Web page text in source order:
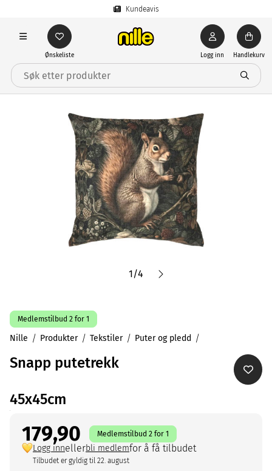
Kundeavis
Ønskeliste Logg inn Handlekurv
1/4
Medlemstilbud 2 for 1
Nille Produkter Tekstiler Puter og pledd
Snapp putetrekk
45x45cm
179,90 Medlemstilbud 2 for 1
Logg innellerbli medlemfor å få tilbudet
Tilbudet er gyldig til 22. august